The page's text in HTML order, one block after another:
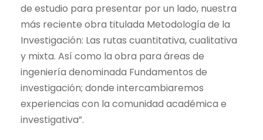
de estudio para presentar por un lado, nuestra
más reciente obra titulada Metodología de la
Investigación: Las rutas cuantitativa, cualitativa
y mixta. Así como la obra para áreas de
ingeniería denominada Fundamentos de
investigación; donde intercambiaremos
experiencias con la comunidad académica e
investigativa”.